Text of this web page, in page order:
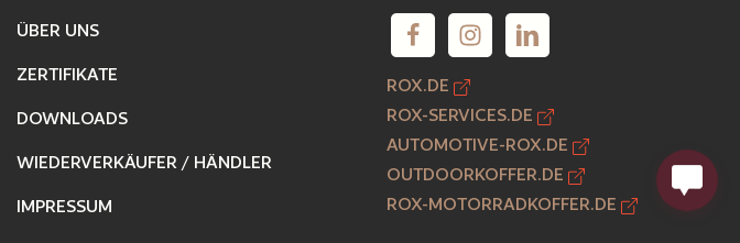
ÜBER UNS
ZERTIFIKATE
DOWNLOADS
WIEDERVERKÄUFER / HÄNDLER
IMPRESSUM
ROX.DE
ROX-SERVICES.DE
AUTOMOTIVE-ROX.DE
OUTDOORKOFFER.DE
ROX-MOTORRADKOFFER.DE